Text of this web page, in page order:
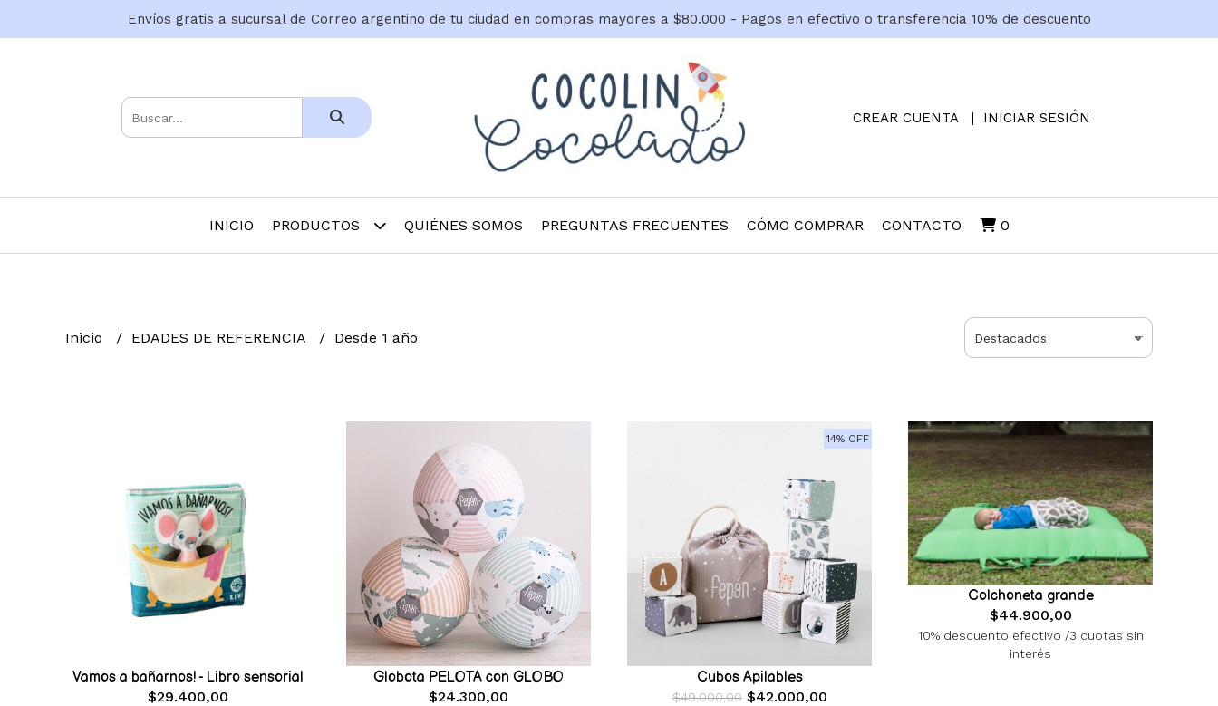
Envíos gratis a sucursal de Correo argentino de tu ciudad en compras mayores a $80.000 - Pagos en efectivo o transferencia 10% de descuento
CREAR CUENTA INICIAR SESIÓN
INICIO PRODUCTOS QUIÉNES SOMOS PREGUNTAS FRECUENTES CÓMO COMPRAR CONTACTO 0
Inicio EDADES DE REFERENCIA Desde 1 año
Vamos a bañarnos! - Libro sensorial
$29.400,00
Globota PELOTA con GLOBO
$24.300,00
14% OFF
Cubos Apilables
$49.000,00$42.000,00
Colchoneta grande
$44.900,00
10% descuento efectivo /3 cuotas sin
interés